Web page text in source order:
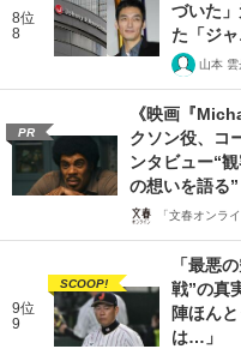
8位
8
づいた
た「ジ
山本 雲
PR
《映画『
クソン役、コ
ンタビュー“
の想いを語る
「文春オンラ
9位
9
SCOOP!
「最悪
戦”の真
陣ほん
は…」